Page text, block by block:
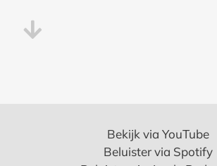
Bekijk via YouTube
Beluister via Spotify